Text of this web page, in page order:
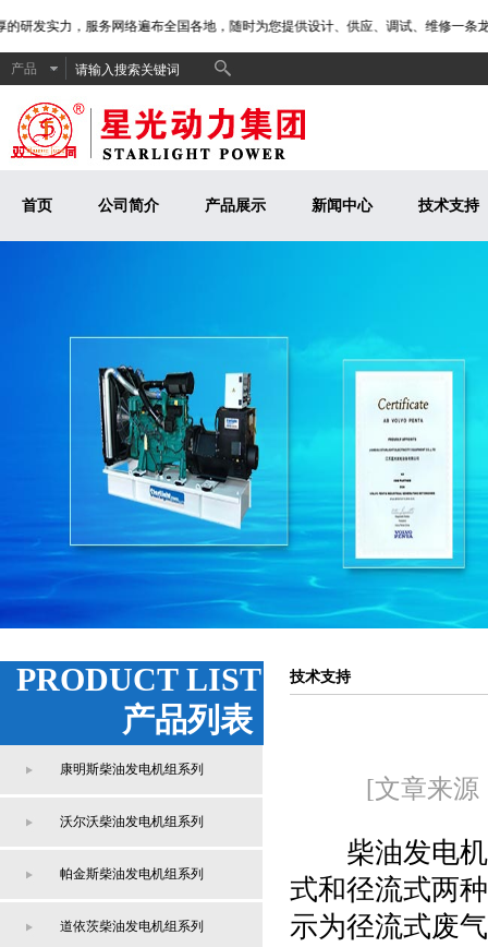
实力，服务网络遍布全国各地，随时为您提供设计、供应、调试、维修一条龙服
产品
首页 公司简介 产品展示 新闻中心 技术支持
PRODUCT LIST
产品列表
康明斯柴油发电机组系列
沃尔沃柴油发电机组系列
帕金斯柴油发电机组系列
道依茨柴油发电机组系列
技术支持
[文章来源
柴油发电机
式和径流式两
示为径流式废